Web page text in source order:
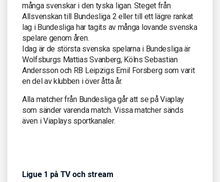
många svenskar i den tyska ligan. Steget från
Allsvenskan till Bundesliga 2 eller till ett lägre rankat
lag i Bundesliga har tagits av många lovande svenska
spelare genom åren.
Idag är de största svenska spelarna i Bundesliga är
Wolfsburgs Mattias Svanberg, Kölns Sebastian
Andersson och RB Leipzigs Emil Forsberg som varit
en del av klubben i över åtta år.
Alla matcher från Bundesliga går att se på Viaplay
som sänder varenda match. Vissa matcher sänds
även i Viaplays sportkanaler.
Ligue 1 på TV och stream